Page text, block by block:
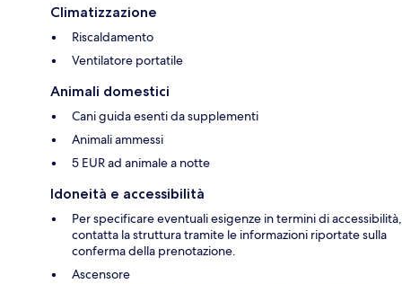
Climatizzazione
Riscaldamento
Ventilatore portatile
Animali domestici
Cani guida esenti da supplementi
Animali ammessi
5 EUR ad animale a notte
Idoneità e accessibilità
Per specificare eventuali esigenze in termini di accessibilità,
contatta la struttura tramite le informazioni riportate sulla
conferma della prenotazione.
Ascensore